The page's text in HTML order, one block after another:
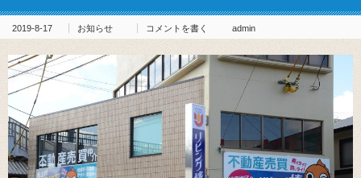
2019-8-17 お知らせ コメントを書く admin